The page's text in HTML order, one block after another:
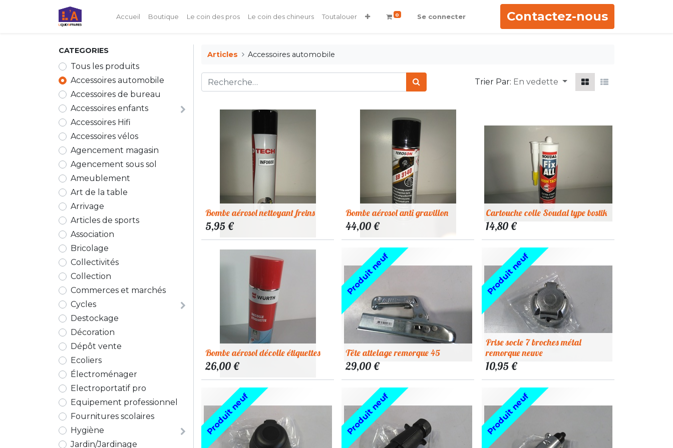
Accueil Boutique Le coin des pros Le coin des chineurs Toutalouer 0 Se connecter Contactez-nous
CATEGORIES
Tous les produits
Accessoires automobile
Accessoires de bureau
Accessoires enfants
Accessoires Hifi
Accessoires vélos
Agencement magasin
Agencement sous sol
Ameublement
Art de la table
Arrivage
Articles de sports
Association
Bricolage
Collectivités
Collection
Commerces et marchés
Cycles
Destockage
Décoration
Dépôt vente
Ecoliers
Électroménager
Electroportatif pro
Equipement professionnel
Fournitures scolaires
Hygiène
Jardin/Jardinage
Articles Accessoires automobile
Trier Par: En vedette
Bombe aérosol nettoyant freins
5,95 €
Bombe aérosol anti gravillon
44,00€
Cartouche colle Soudal type bostik
14,80€
Bombe aérosol décolle étiquettes
26,00€
Tête attelage remorque 45
29,00€
Produit neuf
Prise socle 7 broches métal
remorque neuve
10,95 €
Produit neuf
Produit neuf Produit neuf Produit neuf